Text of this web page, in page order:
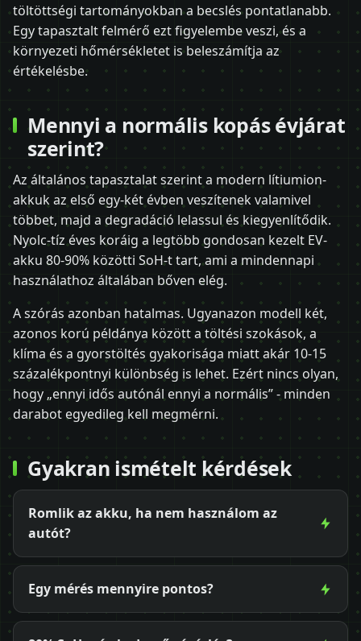
töltöttségi tartományokban a becslés pontatlanabb.
Egy tapasztalt felmérő ezt figyelembe veszi, és a
környezeti hőmérsékletet is beleszámítja az
értékelésbe.
Mennyi a normális kopás évjárat
szerint?
Az általános tapasztalat szerint a modern lítiumion-
akkuk az első egy-két évben veszítenek valamivel
többet, majd a degradáció lelassul és kiegyenlítődik.
Nyolc-tíz éves koráig a legtöbb gondosan kezelt EV-
akku 80-90% közötti SoH-t tart, ami a mindennapi
használathoz általában bőven elég.
A szórás azonban hatalmas. Ugyanazon modell két,
azonos korú példánya között a töltési szokások, a
klíma és a gyorstöltés gyakorisága miatt akár 10-15
százalékpontnyi különbség is lehet. Ezért nincs olyan,
hogy „ennyi idős autónál ennyi a normális” - minden
darabot egyedileg kell megmérni.
Gyakran ismételt kérdések
Romlik az akku, ha nem használom az
autót?
Egy mérés mennyire pontos?